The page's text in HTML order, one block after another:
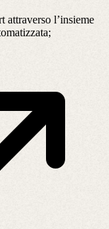
attraverso l’insieme